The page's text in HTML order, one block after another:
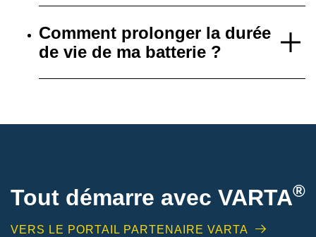
Comment prolonger la durée
de vie de ma batterie ?
Tout démarre avec VARTA®
VERS LE PORTAIL PARTENAIRE VARTA